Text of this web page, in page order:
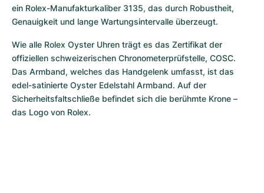
ein Rolex-Manufakturkaliber 3135, das durch Robustheit,
Genauigkeit und lange Wartungsintervalle überzeugt.
Wie alle Rolex Oyster Uhren trägt es das Zertifikat der
offiziellen schweizerischen Chronometerprüfstelle, COSC.
Das Armband, welches das Handgelenk umfasst, ist das
edel-satinierte Oyster Edelstahl Armband. Auf der
Sicherheitsfaltschließe befindet sich die berühmte Krone –
das Logo von Rolex.